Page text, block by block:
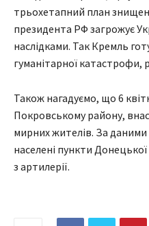
трьохетапний план
президента РФ загрожує
наслідками. Так Кремль
гуманітарної катастрофи,
Також нагадуємо, що 6
Покровському району,
мирних жителів. За
населені пункти
з артилерії.